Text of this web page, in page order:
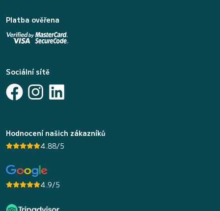
Platba ověřena
Sociální sítě
Hodnocení našich zákazníků
4.88/5
4.9/5